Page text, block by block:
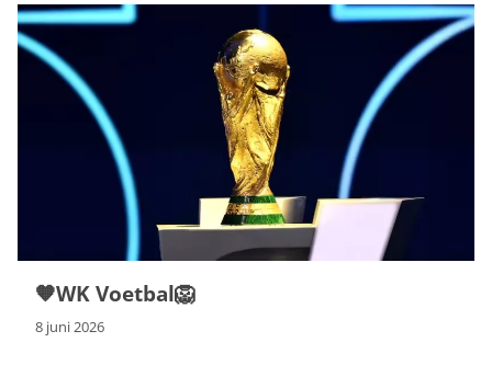
🧡WK Voetbal🦁
8 juni 2026